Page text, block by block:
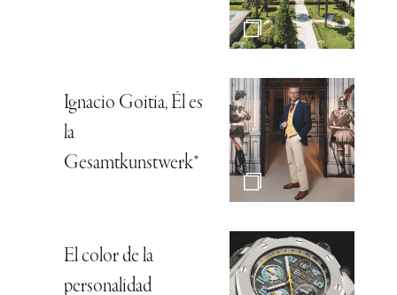
Ignacio Goitia, Él es
la
Gesamtkunstwerk*
El color de la
personalidad